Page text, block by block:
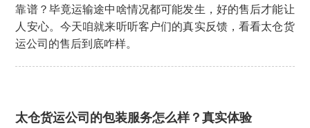
靠谱？毕竟运输途中啥情况都可能发生，好的售后才能让
人安心。今天咱就来听听客户们的真实反馈，看看太仓货
运公司的售后到底咋样。
太仓货运公司的包装服务怎么样？真实体验